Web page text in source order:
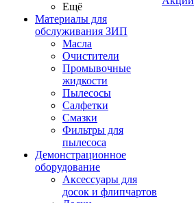
Ещё
Материалы для
обслуживания ЗИП
Масла
Очистители
Промывочные
жидкости
Пылесосы
Салфетки
Смазки
Фильтры для
пылесоса
Демонстрационное
оборудование
Аксессуары для
досок и флипчартов